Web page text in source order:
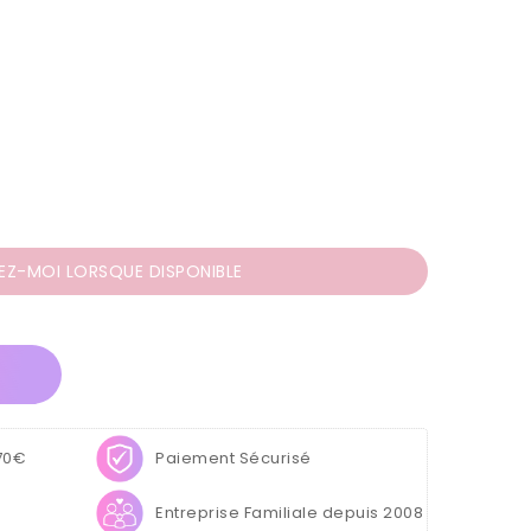
MOI LORSQUE DISPONIBLE
Paiement Sécurisé
Entreprise Familiale depuis 2008